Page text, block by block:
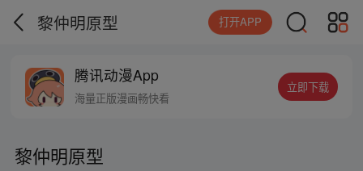
黎仲明原型 打开APP
腾讯动漫App
海量正版漫画畅快看
立即下载
黎仲明原型